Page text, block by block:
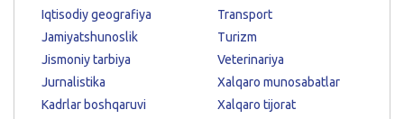
Iqtisodiy geografiya
Jamiyatshunoslik
Jismoniy tarbiya
Jurnalistika
Kadrlar boshqaruvi
Transport
Turizm
Veterinariya
Xalqaro munosabatlar
Xalqaro tijorat